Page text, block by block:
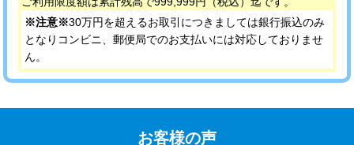
※注意※30万円を超えるお取引につきましては銀行振込のみ
となりコンビニ、郵便局でのお支払いには対応しておりませ
ん。
お客様の声